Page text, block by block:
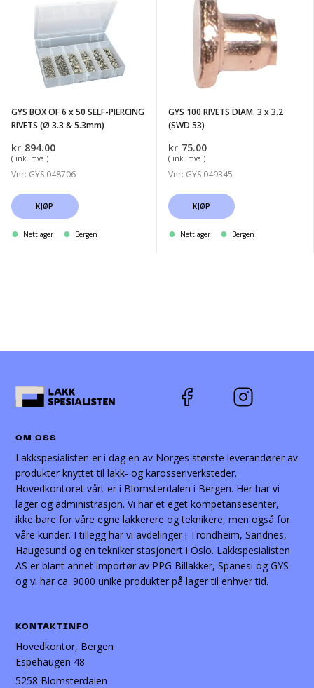
PIERCING
(Ø
3.3
5.3mm)
GYS BOX OF 6 x 50 SELF-PIERCING
RIVETS (Ø 3.3 & 5.3mm)
kr 894.00
( ink. mva )
Vnr: GYS 048706
KJØP
Nettlager Bergen
RIVETS
(SWD
GYS 100 RIVETS DIAM. 3 x 3.2
(SWD 53)
kr 75.00
( ink. mva )
Vnr: GYS 049345
KJØP
Nettlager Bergen
OM OSS
Lakkspesialisten er i dag en av Norges største leverandører av
produkter knyttet til lakk- og karosseriverksteder.
Hovedkontoret vårt er i Blomsterdalen i Bergen. Her har vi
lager og administrasjon. Vi har et eget kompetansesenter,
ikke bare for våre egne lakkerere og teknikere, men også for
våre kunder. I tillegg har vi avdelinger i Trondheim, Sandnes,
Haugesund og en tekniker stasjonert i Oslo. Lakkspesialisten
AS er blant annet importør av PPG Billakker, Spanesi og GYS
og vi har ca. 9000 unike produkter på lager til enhver tid.
KONTAKTINFO
Hovedkontor, Bergen
Espehaugen 48
5258 Blomsterdalen